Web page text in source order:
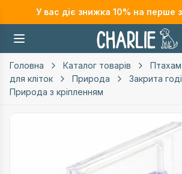
У вас діє знижка 10% на перше
Головна Каталог товарів Птахам
для кліток
Природа
Закрита
Природа з кріпленням